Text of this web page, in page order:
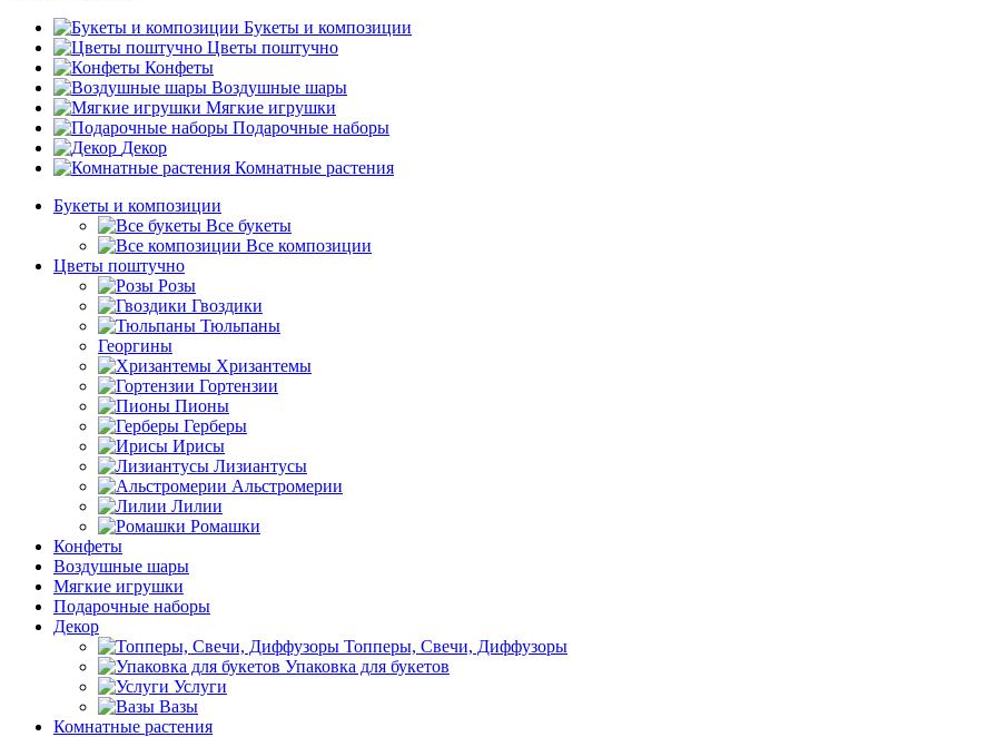
Букеты и композиции
Цветы поштучно
Конфеты
Воздушные шары
Мягкие игрушки
Подарочные наборы
Декор
Комнатные растения
Букеты и композиции
Все букеты
Все композиции
Цветы поштучно
Розы
Гвоздики
Тюльпаны
Георгины
Хризантемы
Гортензии
Пионы
Герберы
Ирисы
Лизиантусы
Альстромерии
Лилии
Ромашки
Конфеты
Воздушные шары
Мягкие игрушки
Подарочные наборы
Декор
Топперы, Свечи, Диффузоры
Упаковка для букетов
Услуги
Вазы
Комнатные растения